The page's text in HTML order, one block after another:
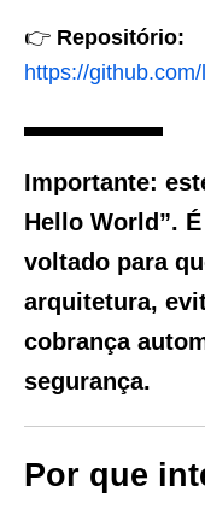
👉 Repositório:
https://
Importante:
Hello World”.
voltado para
arquitetura,
cobrança
segurança.
Por que